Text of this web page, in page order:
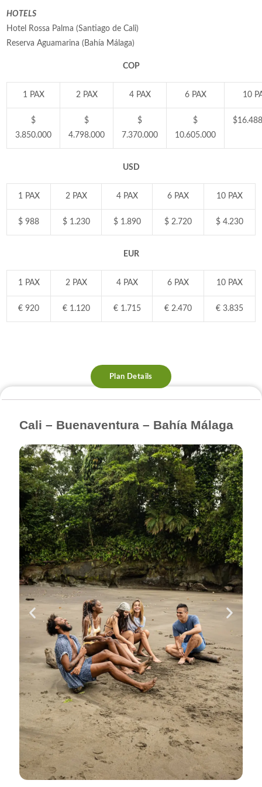
HOTELS
Hotel Rossa Palma (Santiago de Cali)
Reserva Aguamarina (Bahía Málaga)
COP
1 PAX 2 PAX 4 PAX 6 PAX 10
$
3.850.000
$
4.798.000
$
7.370.000
$
10.605.000
$
USD
1 PAX 2 PAX 4 PAX 6 PAX 10 PAX
$ 988 $ 1.230 $ 1.890 $ 2.720 $ 4.230
EUR
1 PAX 2 PAX 4 PAX 6 PAX 10 PAX
€ 920 € 1.120 € 1.715 € 2.470 € 3.835
Plan Details
Cali – Buenaventura – Bahía Málaga